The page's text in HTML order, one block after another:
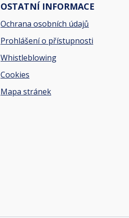
OSTATNÍ INFORMACE
Ochrana osobních údajů
Prohlášení o přístupnosti
Whistleblowing
Cookies
Mapa stránek